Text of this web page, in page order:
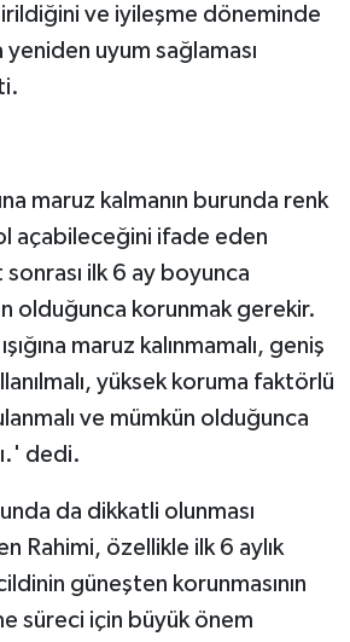
ve iyileşme döneminde
uyum sağlaması
maruz kalmanın burunda renk
açabileceğini ifade eden
ilk 6 ay boyunca
olduğunca korunmak gerekir.
maruz kalınmamalı, geniş
yüksek koruma faktörlü
ve mümkün olduğunca
dedi.
da dikkatli olunması
Rahimi, özellikle ilk 6 aylık
güneşten korunmasının
süreci için büyük önem